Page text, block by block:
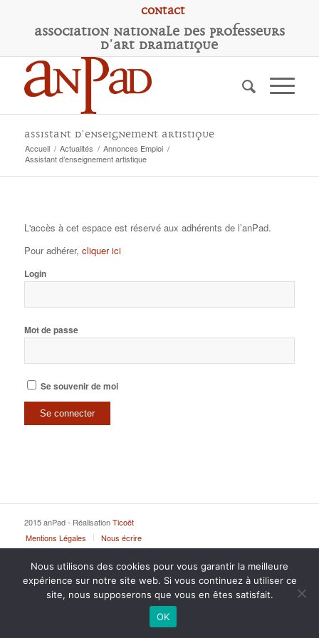
Contact
Association Nationale des Professeurs
d'Art Dramatique
Assistant d’enseignement artistique
Accueil / Actualités / Annonces Emploi /
Assistant d’enseignement artistique
L'accès à cet espace est réservé aux adhérents de l’anPad.
Pour adhérer, cliquer ici
Login
Mot de passe
Se souvenir de moi
2015 anPad - RéalisationTicoët
Mentions Légales
Nous écrire
Nous utilisons des cookies pour vous garantir la meilleure
expérience sur notre site web. Si vous continuez à utiliser ce
site, nous supposerons que vous en êtes satisfait.
OK